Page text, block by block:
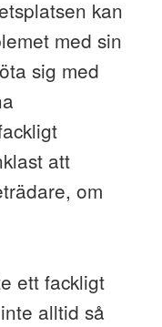
kan
med sin
sig med
att
om
ett fackligt
alltid så